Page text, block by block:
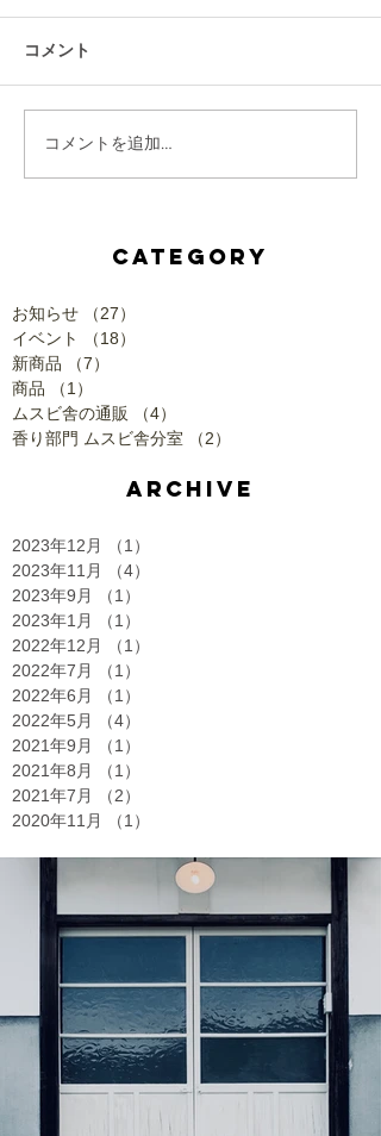
コメント
コメントを追加…
CATEGORY
お知らせ （27）
イベント
（18）
新商品
（7）
商品
（1）
ムスビ舎の通販
（4）
香り部門 ムスビ舎分室
（2）
ARCHIVE
2023年12月 （1）
2023年11月
（4）
2023年9月
（1）
2023年1月
（1）
2022年12月
（1）
2022年7月
（1）
2022年6月
（1）
2022年5月
（4）
2021年9月
（1）
2021年8月
（1）
2021年7月
（2）
2020年11月
（1）